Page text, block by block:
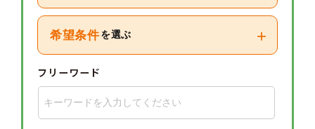
希望条件 を選ぶ +
フリーワード